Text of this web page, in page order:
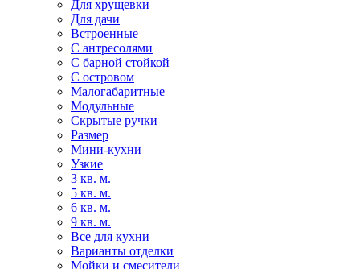
Для хрущевки
Для дачи
Встроенные
С антресолями
С барной стойкой
С островом
Малогабаритные
Модульные
Скрытые ручки
Размер
Мини-кухни
Узкие
3 кв. м.
5 кв. м.
6 кв. м.
9 кв. м.
Все для кухни
Варианты отделки
Мойки и смесители